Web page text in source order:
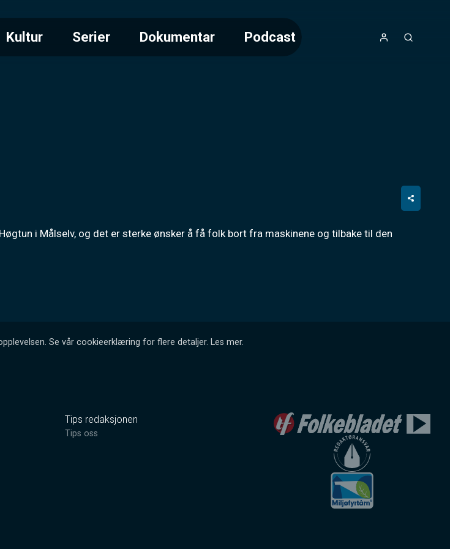
Kultur Serier Dokumentar Podcast
i Målselv, og det er sterke ønsker å få folk bort fra maskinene og tilbake til den
Se vår cookieerklæring for flere detaljer. Les mer.
Tips redaksjonen
Tips oss